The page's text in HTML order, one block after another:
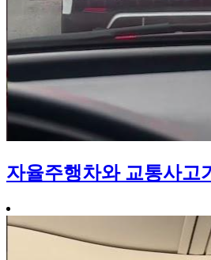
자율주행차와 교통사고